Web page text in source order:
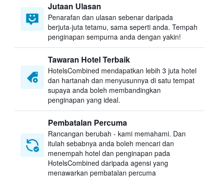
Jutaan Ulasan
Penarafan dan ulasan sebenar daripada
berjuta-juta tetamu, sama seperti anda. Tempah
penginapan sempurna anda dengan yakin!
Tawaran Hotel Terbaik
HotelsCombined mendapatkan lebih 3 juta hotel
dan hartanah dan menyusunnya di satu tempat
supaya anda boleh membandingkan
penginapan yang ideal.
Pembatalan Percuma
Rancangan berubah - kami memahami. Dan
itulah sebabnya anda boleh mencari dan
menempah hotel dan penginapan pada
HotelsCombined daripada agensi yang
menawarkan pembatalan percuma